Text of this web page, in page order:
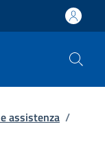
assistenza /